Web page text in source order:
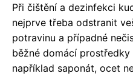
Při čištění a dezinfekci
nejprve třeba odstranit
potravinu a případné
běžné domácí
například saponát, ocet